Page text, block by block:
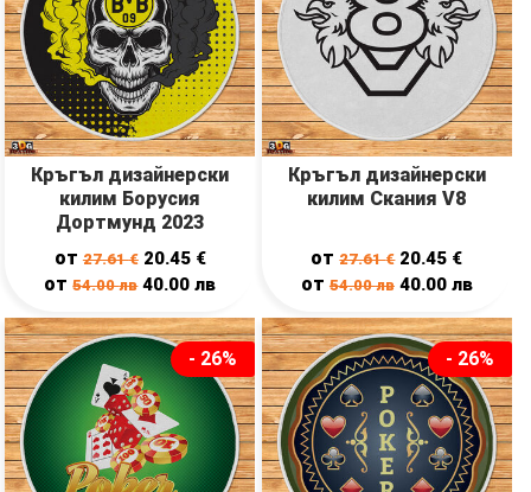
Кръгъл дизайнерски
килим Борусия
Дортмунд 2023
от27.61€ 20.45 €
от54.00лв 40.00лв
Кръгъл дизайнерски
килим Скания V8
от27.61€ 20.45 €
от 54.00лв 40.00 лв
- 26% - 26%